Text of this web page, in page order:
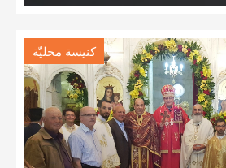
كنيسة محليّة